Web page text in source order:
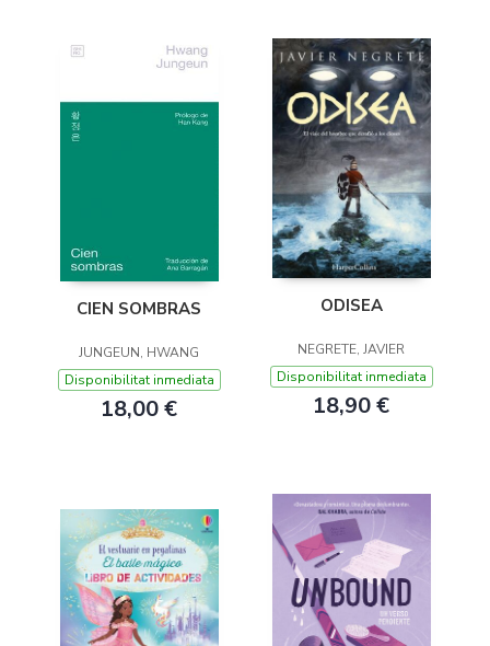
CIEN SOMBRAS
JUNGEUN, HWANG
Disponibilitat inmediata
18,00 €
ODISEA
NEGRETE, JAVIER
Disponibilitat inmediata
18,90 €